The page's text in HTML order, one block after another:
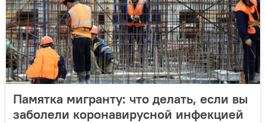
Памятка мигранту: что делать, если вы
заболели коронавирусной инфекцией